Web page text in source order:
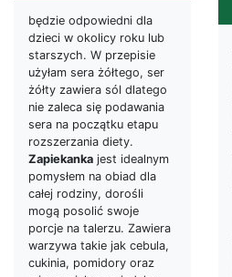
będzie odpowiedni dla
dzieci w okolicy roku lub
starszych. W przepisie
użyłam sera żółtego, ser
żółty zawiera sól dlatego
nie zaleca się podawania
sera na początku etapu
rozszerzania diety.
Zapiekanka jest idealnym
pomysłem na obiad dla
całej rodziny, dorośli
mogą posolić swoje
porcje na talerzu. Zawiera
warzywa takie jak cebula,
cukinia, pomidory oraz